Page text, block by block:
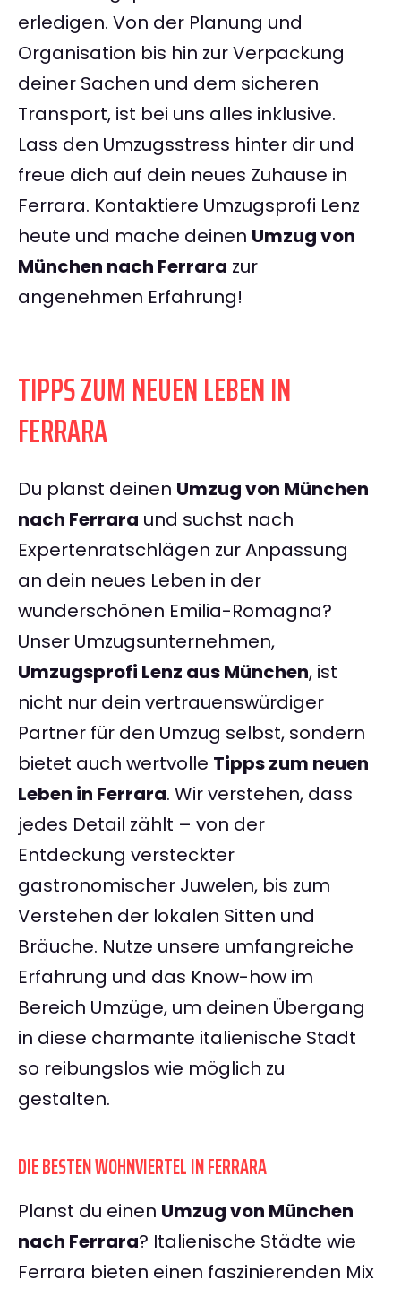
erledigen. Von der Planung und
Organisation bis hin zur Verpackung
deiner Sachen und dem sicheren
Transport, ist bei uns alles inklusive.
Lass den Umzugsstress hinter dir und
freue dich auf dein neues Zuhause in
Ferrara. Kontaktiere Umzugsprofi Lenz
heute und mache deinen Umzug von
München nach Ferrara zur
angenehmen Erfahrung!
TIPPS ZUM NEUEN LEBEN IN
FERRARA
Du planst deinen Umzug von München
nach Ferrara und suchst nach
Expertenratschlägen zur Anpassung
an dein neues Leben in der
wunderschönen Emilia-Romagna?
Unser Umzugsunternehmen,
Umzugsprofi Lenz aus München, ist
nicht nur dein vertrauenswürdiger
Partner für den Umzug selbst, sondern
bietet auch wertvolle Tipps zum neuen
Leben in Ferrara. Wir verstehen, dass
jedes Detail zählt – von der
Entdeckung versteckter
gastronomischer Juwelen, bis zum
Verstehen der lokalen Sitten und
Bräuche. Nutze unsere umfangreiche
Erfahrung und das Know-how im
Bereich Umzüge, um deinen Übergang
in diese charmante italienische Stadt
so reibungslos wie möglich zu
gestalten.
DIE BESTEN WOHNVIERTEL IN FERRARA
Planst du einen Umzug von München
nach Ferrara? Italienische Städte wie
Ferrara bieten einen faszinierenden Mix